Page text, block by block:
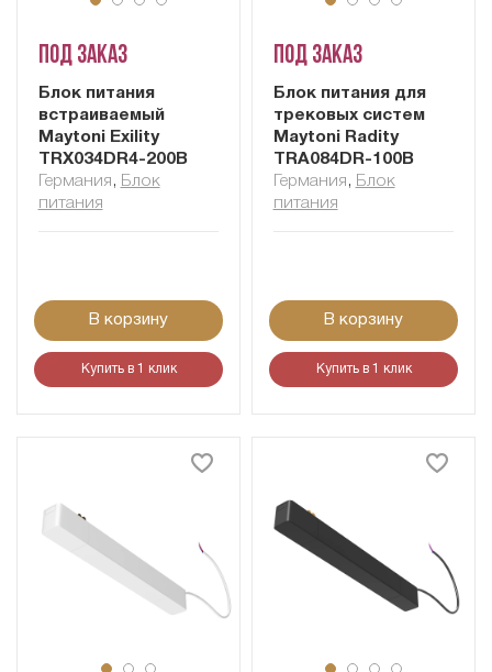
Под заказ
Блок питания
встраиваемый
Maytoni Exility
TRX034DR4-200B
Германия , Блок
питания
В корзину
Купить в 1 клик
Под заказ
Блок питания для
трековых систем
Maytoni Radity
TRA084DR-100B
Германия , Блок
питания
В корзину
Купить в 1 клик